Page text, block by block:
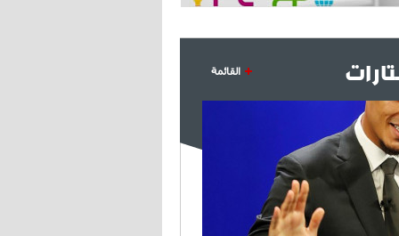
لوكاتيلي يؤكد نيته في الانتقال إلى
18:10
- 2021/07/25
أنشيلوتي يصر على جلب كيليني
وقدوم الإيطالي يقترب
القائمة